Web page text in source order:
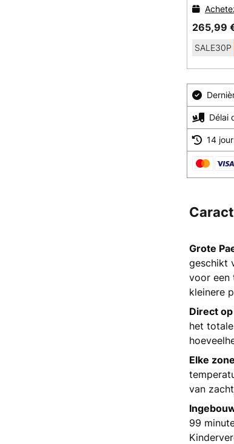
265,99
SALE30P
Délai
14
Grote
geschikt
voor een
kleinere
Direct
het
Elke
van
99